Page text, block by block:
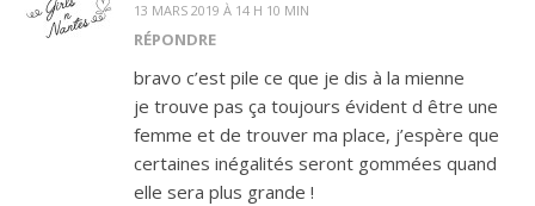
13 MARS 2019 À 14 H 10 MIN
RÉPONDRE
bravo c’est pile ce que je dis à la mienne
je trouve pas ça toujours évident d être une
femme et de trouver ma place, j’espère que
certaines inégalités seront gommées quand
elle sera plus grande !